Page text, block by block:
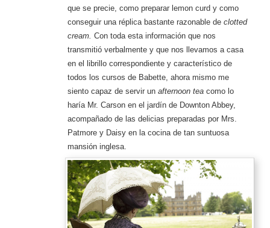
que se precie, como preparar lemon curd y como
conseguir una réplica bastante razonable de clotted
cream. Con toda esta información que nos
transmitió verbalmente y que nos llevamos a casa
en el librillo correspondiente y característico de
todos los cursos de Babette, ahora mismo me
siento capaz de servir unafternoon teacomo lo
haría Mr. Carson en el jardín de Downton Abbey,
acompañado de las delicias preparadas por Mrs.
Patmore y Daisy en la cocina de tan suntuosa
mansión inglesa.